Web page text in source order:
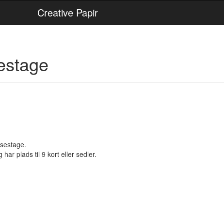
Creative Papir
plads til 9 kort eller sedler.